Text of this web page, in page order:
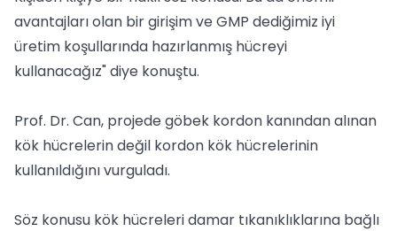
avantajları olan bir girişim ve GMP dediğimiz iyi
üretim koşullarında hazırlanmış hücreyi
kullanacağız" diye konuştu.
Prof. Dr. Can, projede göbek kordon kanından alınan
kök hücrelerin değil kordon kök hücrelerinin
kullanıldığını vurguladı.
Söz konusu kök hücreleri damar tıkanıklıklarına bağlı